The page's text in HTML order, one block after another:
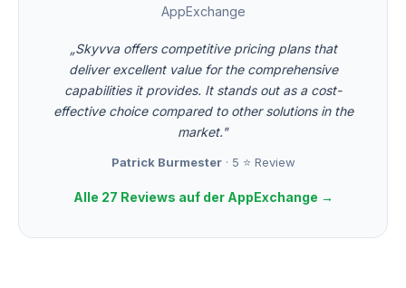
AppExchange
„Skyvva offers competitive pricing plans that
deliver excellent value for the comprehensive
capabilities it provides. It stands out as a cost-
effective choice compared to other solutions in the
market."
Patrick Burmester· 5 ⭐ Review
Alle 27 Reviews auf der AppExchange →